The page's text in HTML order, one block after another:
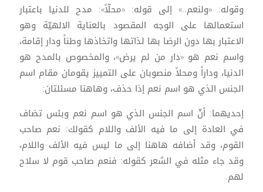
وقوله: «ولنعم..» إلى قوله: «محلّاً»: مدح للدنيا باعتبار
استعمالها على الوجه المقصود بالعناية الالهيّة وهو
الاعتبار بها دون الرضا بها لذاتها واتخاذها وطناً ودار إقامة،
واسم نعم هو «دار من لم يرض»، والمخصوص بالمدح هو
الدنيا، وداراً ومحلاً منصوبان على التمييز يقومان مقام اسم
الجنس الذي هو اسم نعم إذا حذف، وهاهنا مسئلتان:
إحديهما: أنّ اسم الجنس الذي هو اسم نعم وبئس تضاف
في العادة إلى ما فيه الألف واللام كقولك: نعم صاحب
القوم، وقد أضافه هاهنا إلى ما ليس فيه الألف واللام،
وقد جاء مثله في الشعر كقوله: فنعم صاحب قوم لا سلاح
لهم.